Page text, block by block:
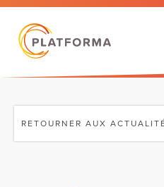
RETOURNER AUX